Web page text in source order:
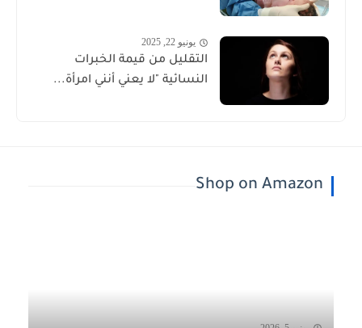
يونيو 22, 2025
التقليل من قيمة الخبرات
النسائية "لا يعني أنني امرأة...
Shop on Amazon